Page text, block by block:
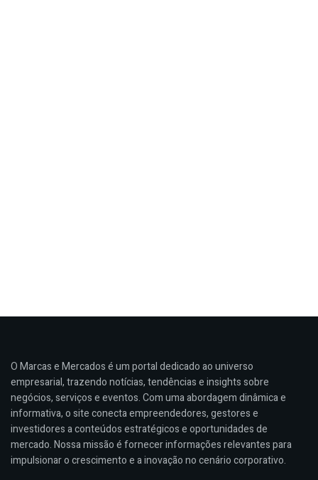
O Marcas e Mercados é um portal dedicado ao universo
empresarial, trazendo notícias, tendências e insights sobre
negócios, serviços e eventos. Com uma abordagem dinâmica e
informativa, o site conecta empreendedores, gestores e
investidores a conteúdos estratégicos e oportunidades de
mercado. Nossa missão é fornecer informações relevantes para
impulsionar o crescimento e a inovação no cenário corporativo.